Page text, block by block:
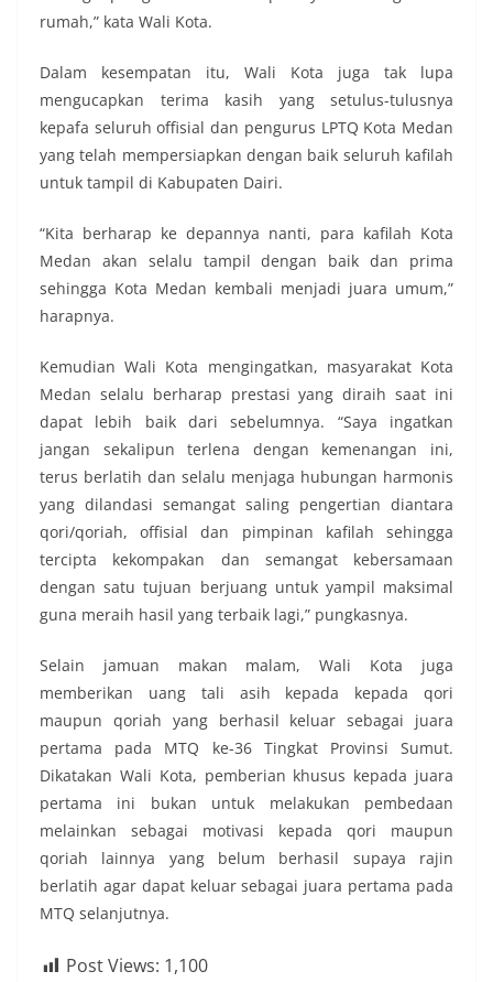
rumah,” kata Wali Kota.
Dalam kesempatan itu, Wali Kota juga tak lupa
mengucapkan terima kasih yang setulus-tulusnya
kepafa seluruh offisial dan pengurus LPTQ Kota Medan
yang telah mempersiapkan dengan baik seluruh kafilah
untuk tampil di Kabupaten Dairi.
“Kita berharap ke depannya nanti, para kafilah Kota
Medan akan selalu tampil dengan baik dan prima
sehingga Kota Medan kembali menjadi juara umum,”
harapnya.
Kemudian Wali Kota mengingatkan, masyarakat Kota
Medan selalu berharap prestasi yang diraih saat ini
dapat lebih baik dari sebelumnya. “Saya ingatkan
jangan sekalipun terlena dengan kemenangan ini,
terus berlatih dan selalu menjaga hubungan harmonis
yang dilandasi semangat saling pengertian diantara
qori/qoriah, offisial dan pimpinan kafilah sehingga
tercipta kekompakan dan semangat kebersamaan
dengan satu tujuan berjuang untuk yampil maksimal
guna meraih hasil yang terbaik lagi,” pungkasnya.
Selain jamuan makan malam, Wali Kota juga
memberikan uang tali asih kepada kepada qori
maupun qoriah yang berhasil keluar sebagai juara
pertama pada MTQ ke-36 Tingkat Provinsi Sumut.
Dikatakan Wali Kota, pemberian khusus kepada juara
pertama ini bukan untuk melakukan pembedaan
melainkan sebagai motivasi kepada qori maupun
qoriah lainnya yang belum berhasil supaya rajin
berlatih agar dapat keluar sebagai juara pertama pada
MTQ selanjutnya.
Post Views: 1,100